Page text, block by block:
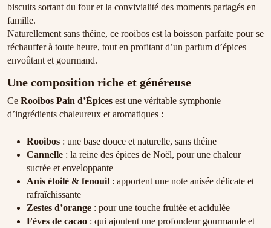
biscuits sortant du four et la convivialité des moments partagés en
famille.
Naturellement sans théine, ce rooibos est la boisson parfaite pour se
réchauffer à toute heure, tout en profitant d’un parfum d’épices
envoûtant et gourmand.
Une composition riche et généreuse
Ce Rooibos Pain d’Épices est une véritable symphonie
d’ingrédients chaleureux et aromatiques :
Rooibos : une base douce et naturelle, sans théine
Cannelle : la reine des épices de Noël, pour une chaleur
sucrée et enveloppante
Anis étoilé & fenouil : apportent une note anisée délicate et
rafraîchissante
Zestes d’orange : pour une touche fruitée et acidulée
Fèves de cacao : qui ajoutent une profondeur gourmande et